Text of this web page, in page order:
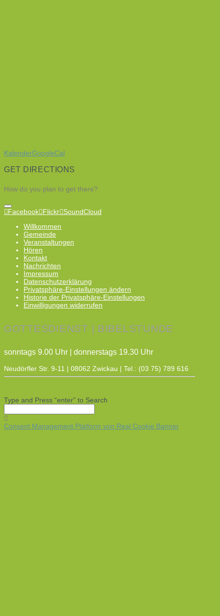
KalenderGoogleCal
GET DIRECTIONS
How do you plan to get there?
Facebook Flickr SoundCloud
Willkommen
Gemeinde
Veranstaltungen
Hören
Kontakt
Nachrichten
Impressum
Datenschutzerklärung
Privatsphäre-Einstellungen ändern
Historie der Privatsphäre-Einstellungen
Einwilligungen widerrufen
GOTTESDIENST | BIBELSTUNDE
sonntags 9.00 Uhr | donnerstags 19.30 Uhr
Neudörfler Str. 9-11 | 08062 Zwickau | Tel.: (03 75) 789 616
Type and Press “enter” to Search
Consent Management Platform von Real Cookie Banner